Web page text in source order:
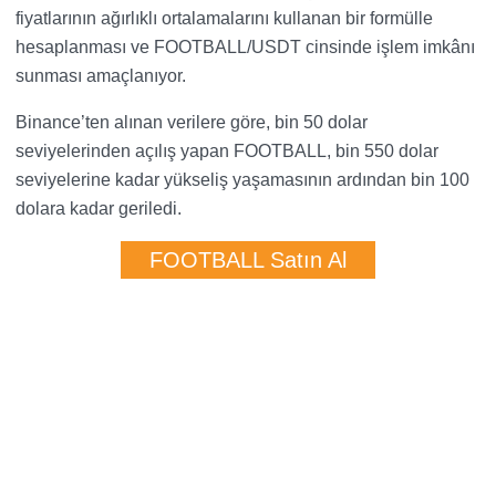
fiyatlarının ağırlıklı ortalamalarını kullanan bir formülle
hesaplanması ve FOOTBALL/USDT cinsinde işlem imkânı
sunması amaçlanıyor.
Binance’ten alınan verilere göre, bin 50 dolar
seviyelerinden açılış yapan FOOTBALL, bin 550 dolar
seviyelerine kadar yükseliş yaşamasının ardından bin 100
dolara kadar geriledi.
FOOTBALL Satın Al